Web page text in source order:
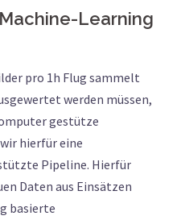
Learning
pro 1h Flug sammelt
werden müssen,
gestütze
hierfür eine
Pipeline. Hierfür
Daten aus Einsätzen
basierte